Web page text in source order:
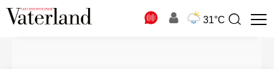
31°C
Suchbegriff